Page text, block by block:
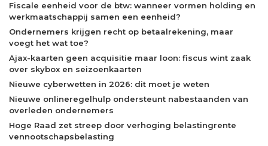
Fiscale eenheid voor de btw: wanneer vormen holding en
werkmaatschappij samen een eenheid?
Ondernemers krijgen recht op betaalrekening, maar
voegt het wat toe?
Ajax-kaarten geen acquisitie maar loon: fiscus wint zaak
over skybox en seizoenkaarten
Nieuwe cyberwetten in 2026: dit moet je weten
Nieuwe onlineregelhulp ondersteunt nabestaanden van
overleden ondernemers
Hoge Raad zet streep door verhoging belastingrente
vennootschapsbelasting